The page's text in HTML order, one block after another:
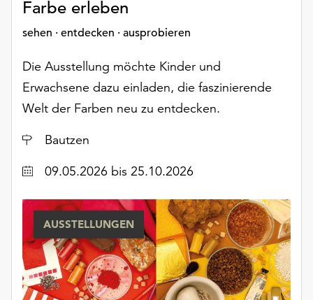
Farbe erleben
sehen · entdecken · ausprobieren
Die Ausstellung möchte Kinder und
Erwachsene dazu einladen, die faszinierende
Welt der Farben neu zu entdecken.
Ort
Bautzen
Datum09.05.2026 bis 25.10.2026
AUSSTELLUNGEN